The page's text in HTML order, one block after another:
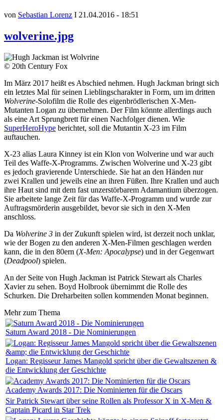
von Sebastian Lorenz I 21.04.2016 - 18:51
wolverine.jpg
© 20th Century Fox
Im März 2017 heißt es Abschied nehmen. Hugh Jackman bringt sich
ein letztes Mal für seinen Lieblingscharakter in Form, um im dritten
Wolverine-Solofilm die Rolle des eigenbrödlerischen X-Men-
Mutanten Logan zu übernehmen. Der Film könnte allerdings auch
als eine Art Sprungbrett für einen Nachfolger dienen. Wie
SuperHeroHype berichtet, soll die Mutantin X-23 im Film
auftauchen.
X-23 alias Laura Kinney ist ein Klon von Wolverine und war auch
Teil des Waffe-X-Programms. Zwischen Wolverine und X-23 gibt
es jedoch gravierende Unterschiede. Sie hat an den Händen nur
zwei Krallen und jeweils eine an ihren Füßen. Ihre Krallen und auch
ihre Haut sind mit dem fast unzerstörbarem Adamantium überzogen.
Sie arbeitete lange Zeit für das Waffe-X-Programm und wurde zur
Auftragsmörderin ausgebildet, bevor sie sich in den X-Men
anschloss.
Da Wolverine 3 in der Zukunft spielen wird, ist derzeit noch unklar,
wie der Bogen zu den anderen X-Men-Filmen geschlagen werden
kann, die in den 80ern (X-Men: Apocalypse) und in der Gegenwart
(Deadpool) spielen.
An der Seite von Hugh Jackman ist Patrick Stewart als Charles
Xavier zu sehen. Boyd Holbrook übernimmt die Rolle des
Schurken. Die Dreharbeiten sollen kommenden Monat beginnen.
Mehr zum Thema
Saturn Award 2018 - Die Nominierungen
Logan: Regisseur James Mangold spricht über die Gewaltszenen &
die Entwicklung der Geschichte
Academy Awards 2017: Die Nominierten für die Oscars
Sir Patrick Stewart über seine Rollen als Professor X in X-Men &
Captain Picard in Star Trek